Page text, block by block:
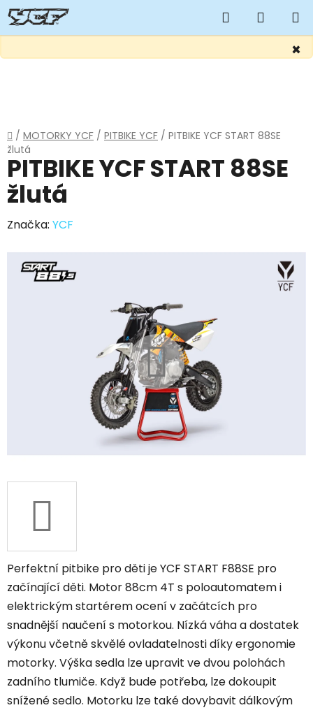
×
Hledat
KOŠÍK
Domů
/ MOTORKY YCF / PITBIKE YCF / PITBIKE YCF START 88SE
žlutá
Perfektní pitbike pro děti je YCF START F88SE pro
začínající děti. Motor 88cm 4T s poloautomatem i
elektrickým startérem ocení v začátcích pro
snadnější naučení s motorkou. Nízká váha a dostatek
výkonu včetně skvělé ovladatelnosti díky ergonomie
motorky. Výška sedla lze upravit ve dvou polohách
zadního tlumiče. Když bude potřeba, lze dokoupit
snížené sedlo. Motorku lze také dovybavit dálkovým
PITBIKE YCF START 88SE
žlutá
Značka: YCF